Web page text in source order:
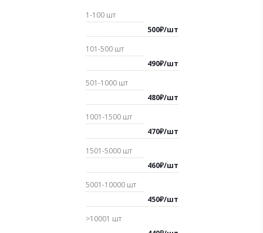
1-100 шт
500₽/шт
101-500 шт
490₽/шт
501-1000 шт
480₽/шт
1001-1500 шт
470₽/шт
1501-5000 шт
460₽/шт
5001-10000 шт
450₽/шт
>10001 шт